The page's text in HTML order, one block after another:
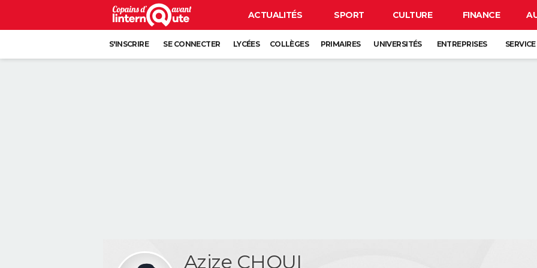
ACTUALITÉS SPORT CULTURE FINANCE
S'INSCRIRE SE CONNECTER LYCÉES COLLÈGES PRIMAIRES UNIVERSITÉS ENTREPRISES
Azize CHOUI